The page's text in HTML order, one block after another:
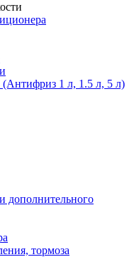
1 л, 1.5 л, 5 л)
дополнительного
тормоза